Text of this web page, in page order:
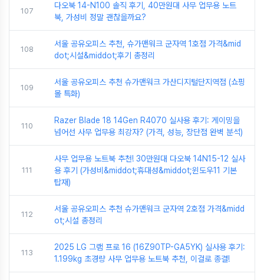
107
다오북 14-N100 솔직 후기, 40만원대 사무 업무용 노트
북, 가성비 정말 괜찮을까요?
108
서울 공유오피스 추천, 슈가맨워크 군자역 1호점 가격&mid
dot;시설&middot;후기 총정리
109
서울 공유오피스 추천 슈가맨워크 가산디지털단지역점 (쇼핑
몰 특화)
110
Razer Blade 18 14Gen R4070 실사용 후기: 게이밍을
넘어선 사무 업무용 최강자? (가격, 성능, 장단점 완벽 분석)
111
사무 업무용 노트북 추천! 30만원대 다오북 14N15-12 실사
용 후기 (가성비&middot;휴대성&middot;윈도우11 기본
탑재)
112
서울 공유오피스 추천 슈가맨워크 군자역 2호점 가격&midd
ot;시설 총정리
113
2025 LG 그램 프로 16 (16Z90TP-GA5YK) 실사용 후기:
1.199kg 초경량 사무 업무용 노트북 추천, 이걸로 종결!